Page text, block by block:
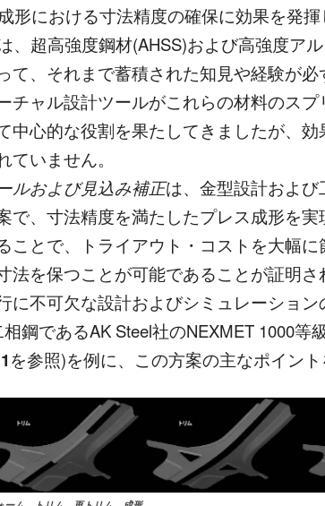
形における寸法精度の確保に効果を発揮
、超高強度鋼材(AHSS)および高強度ア
て、それまで蓄積された知見や経験が必
チャル設計ツールがこれらの材料のス
中心的な役割を果たしてきましたが、
いません。
ルおよび見込み補正は、金型設計および
で、寸法精度を満たしたプレス成形を
ことで、トライアウト・コストを大幅
法を保つことが可能であることが証明さ
に不可欠な設計およびシミュレーション
鋼であるAK Steel社のNEXMET 1000等
1を参照)を例に、この方案の主なポイント